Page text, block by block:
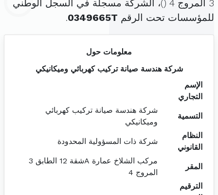
3 المروج 4 (
)، الشركة مسجلة في السجل الوطني
للمؤسسات تحت الرقم 0349665T
.
معلومات حول
شركة هندسة صيانة تركيب كهربائي وميكانيكي
الإسم
التجاري
التسمية
شركة هندسة صيانة تركيب كهربائي
وميكانيكي
النظام
القانوني
شركة ذات المسؤولية المحدودة
المقر
مركب الشلاخ عمارة Aشقة 12 الطابق 3
المروج 4
الترقيم